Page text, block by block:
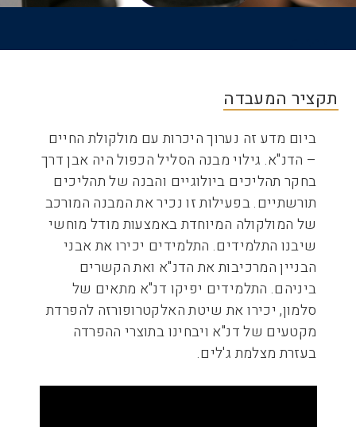
תקציר המעבדה
ביום מדע זה נערוך היכרות עם מולקולת החיים
– הדנ"א. גילוי מבנה הסליל הכפול היה אבן דרך
בחקר תהליכים ביולוגיים והבנה של תהליכים
תורשתיים. בפעילות זו נכיר את המבנה המורכב
של המולקולה המיוחדת באמצעות מודל מוחשי
שיבנו התלמידים. התלמידים יכירו את אבני
הבניין המרכיבות את הדנ"א ואת הקשרים
ביניהם. התלמידים יפיקו דנ"א מתאים של
סלמון, יכירו את שיטת האלקטרופורזה להפרדת
מקטעים של דנ"א ויבחינו בתוצרי ההפרדה
בעזרת מצלמת ג'לים.